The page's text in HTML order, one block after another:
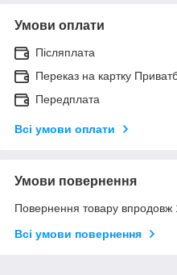
Умови оплати
Післяплата
Переказ на картку
Передплата
Всі умови оплати
Умови повернення
Повернення товару впродовж
Всі умови повернення